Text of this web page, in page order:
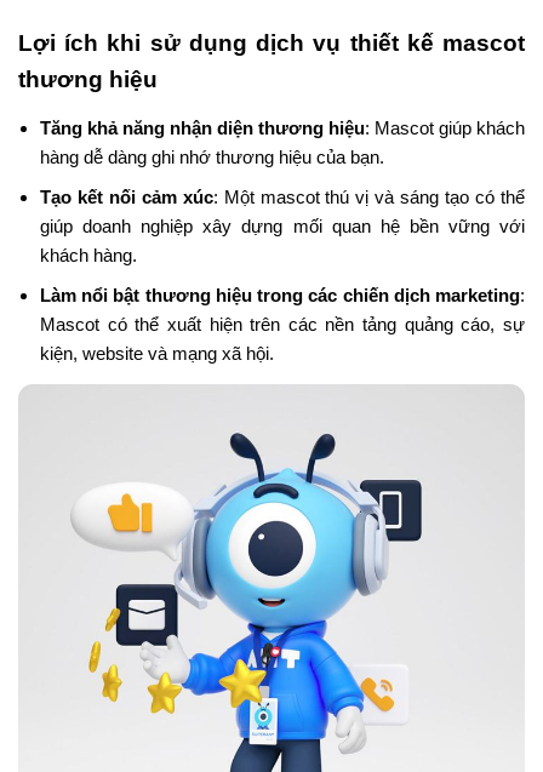
Lợi ích khi sử dụng dịch vụ thiết kế mascot
thương hiệu
Tăng khả năng nhận diện thương hiệu: Mascot giúp khách
hàng dễ dàng ghi nhớ thương hiệu của bạn.
Tạo kết nối cảm xúc: Một mascot thú vị và sáng tạo có thể
giúp doanh nghiệp xây dựng mối quan hệ bền vững với
khách hàng.
Làm nổi bật thương hiệu trong các chiến dịch marketing:
Mascot có thể xuất hiện trên các nền tảng quảng cáo, sự
kiện, website và mạng xã hội.